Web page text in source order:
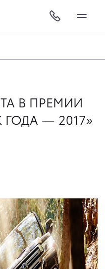
В ПРЕМИИ
— 2017»